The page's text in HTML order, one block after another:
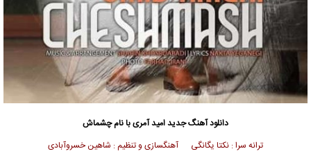
دانلود آهنگ جدیدامید آمریبا نام چشماش
ترانه سرا : نکتا یگانگی آهنگسازی و تنظیم : شاهین خسروآبادی